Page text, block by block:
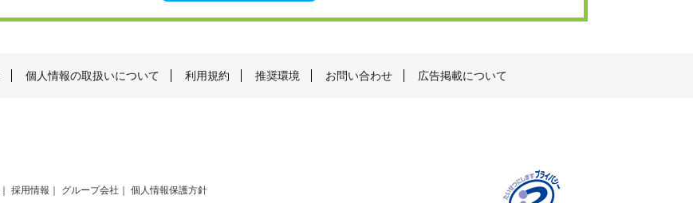
個人情報の取扱いについて 利用規約 推奨環境 お問い合わせ 広告掲載について
採用情報 グループ会社 個人情報保護方針